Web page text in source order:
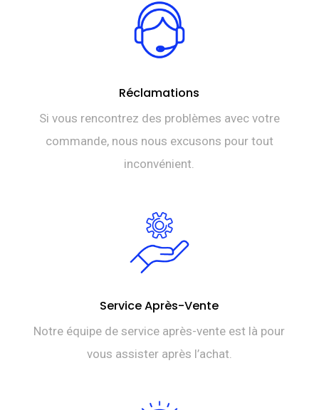
Réclamations
Si vous rencontrez des problèmes avec votre
commande, nous nous excusons pour tout
inconvénient.
Service Après-Vente
Notre équipe de service après-vente est là pour
vous assister après l’achat.